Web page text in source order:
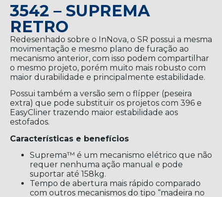
3542 – SUPREMA
RETRO
Redesenhado sobre o InNova, o SR possui a mesma
movimentação e mesmo plano de furação ao
mecanismo anterior, com isso podem compartilhar
o mesmo projeto, porém muito mais robusto com
maior durabilidade e principalmente estabilidade.
Possui também a versão sem o flípper (peseira
extra) que pode substituir os projetos com 396 e
EasyCliner trazendo maior estabilidade aos
estofados.
Características e benefícios
Suprema™ é um mecanismo elétrico que não
requer nenhuma ação manual e pode
suportar até 158kg.
Tempo de abertura mais rápido comparado
com outros mecanismos do tipo “madeira no